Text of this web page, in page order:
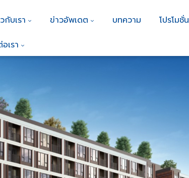
กับเรา ข่าวอัพเดต บทความ โปรโมชั่น
เรา